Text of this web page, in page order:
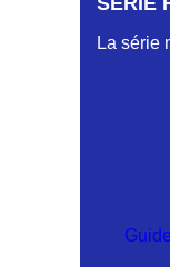
La série